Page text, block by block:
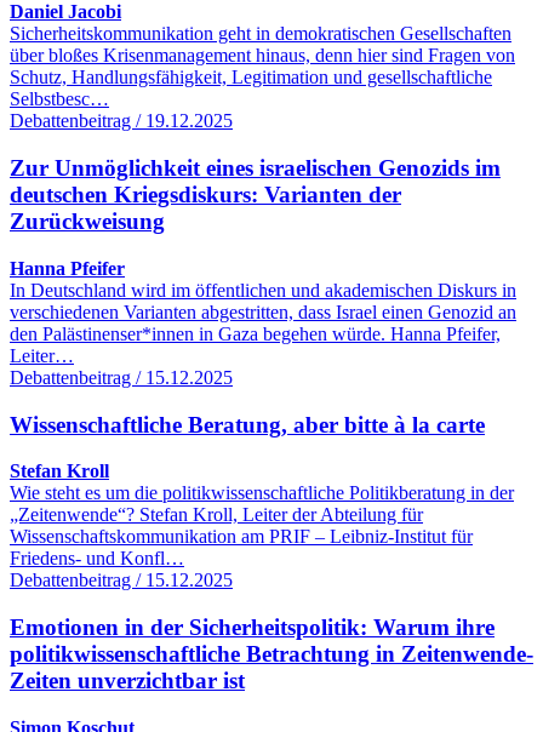
Daniel Jacobi
Sicherheitskommunikation geht in demokratischen Gesellschaften
über bloßes Krisenmanagement hinaus, denn hier sind Fragen von
Schutz, Handlungsfähigkeit, Legitimation und gesellschaftliche
Selbstbesc…
Debattenbeitrag / 19.12.2025
Zur Unmöglichkeit eines israelischen Genozids im
deutschen Kriegsdiskurs: Varianten der
Zurückweisung
Hanna Pfeifer
In Deutschland wird im öffentlichen und akademischen Diskurs in
verschiedenen Varianten abgestritten, dass Israel einen Genozid an
den Palästinenser*innen in Gaza begehen würde. Hanna Pfeifer,
Leiter…
Debattenbeitrag / 15.12.2025
Wissenschaftliche Beratung, aber bitte à la carte
Stefan Kroll
Wie steht es um die politikwissenschaftliche Politikberatung in der
„Zeitenwende“? Stefan Kroll, Leiter der Abteilung für
Wissenschaftskommunikation am PRIF – Leibniz-Institut für
Friedens- und Konfl…
Debattenbeitrag / 15.12.2025
Emotionen in der Sicherheitspolitik: Warum ihre
politikwissenschaftliche Betrachtung in Zeitenwende-
Zeiten unverzichtbar ist
Simon Koschut